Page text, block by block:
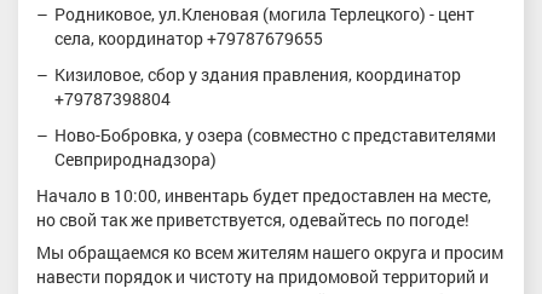
Родниковое, ул.Кленовая (могила Терлецкого) - цент
села, координатор +79787679655
Кизиловое, сбор у здания правления, координатор
+79787398804
Ново-Бобровка, у озера (совместно с представителями
Севприроднадзора)
Начало в 10:00, инвентарь будет предоставлен на месте,
но свой так же приветствуется, одевайтесь по погоде!
Мы обращаемся ко всем жителям нашего округа и просим
навести порядок и чистоту на придомовой территорий и